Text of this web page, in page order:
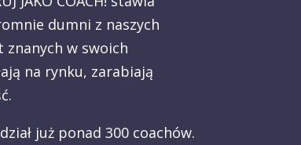
dumni z naszych
w swoich
na rynku, zarabiają
już ponad 300 coachów.